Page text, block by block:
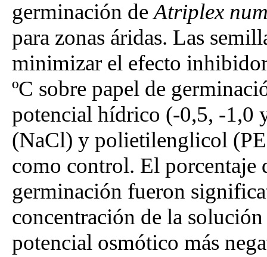
germinación deAtriplex
para zonas áridas. Las
minimizar el efecto
ºC sobre papel de
potencial hídrico (-0,5, -1,0
(NaCl) y polietilenglicol
como control. El porcentaje
germinación fueron
concentración de la
potencial osmótico más